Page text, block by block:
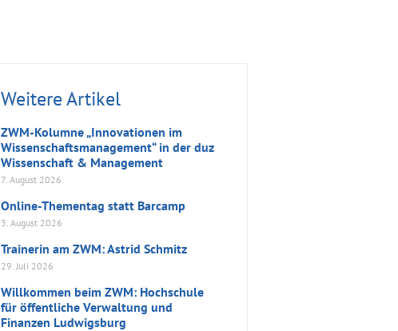
Weitere Artikel
ZWM-Kolumne „Innovationen im
Wissenschaftsmanagement“ in der duz
Wissenschaft & Management
7. August 2026
Online-Thementag statt Barcamp
3. August 2026
Trainerin am ZWM: Astrid Schmitz
29. Juli 2026
Willkommen beim ZWM: Hochschule
für öffentliche Verwaltung und
Finanzen Ludwigsburg